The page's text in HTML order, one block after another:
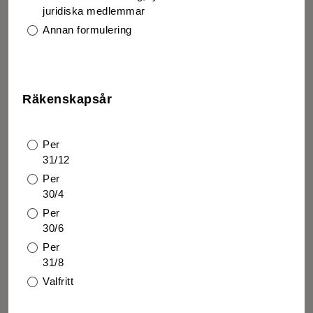
juridiska medlemmar
Annan formulering
Räkenskapsår
Per
31/12
Per
30/4
Per
30/6
Per
31/8
Valfritt